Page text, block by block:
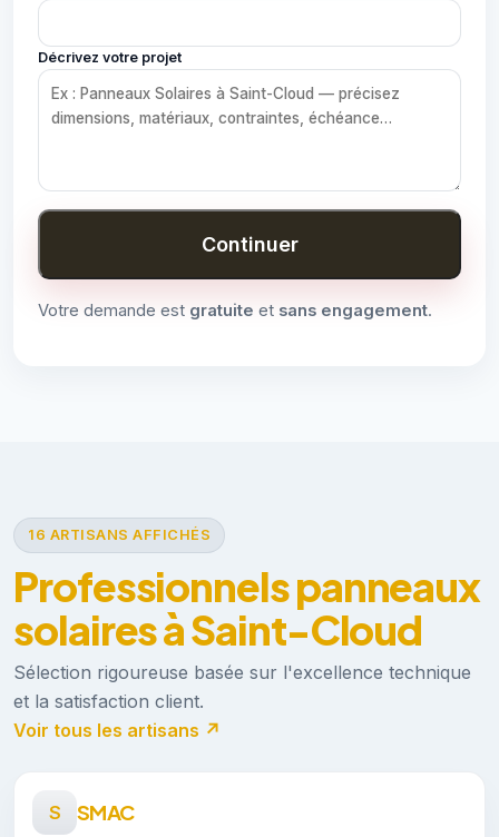
Décrivez votre projet
Continuer
Votre demande est gratuite et sans engagement.
16 ARTISANS AFFICHÉS
Professionnels panneaux
solaires à Saint-Cloud
Sélection rigoureuse basée sur l'excellence technique
et la satisfaction client.
Voir tous les artisans ↗
S SMAC